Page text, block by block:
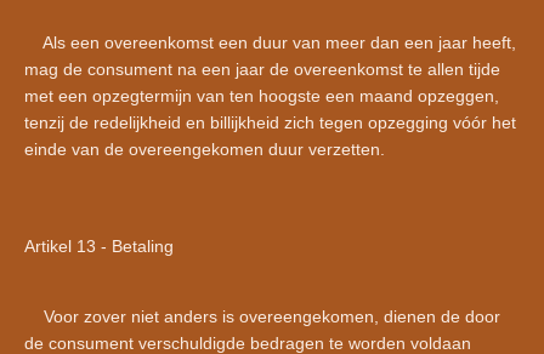
Als een overeenkomst een duur van meer dan een jaar heeft,
mag de consument na een jaar de overeenkomst te allen tijde
met een opzegtermijn van ten hoogste een maand opzeggen,
tenzij de redelijkheid en billijkheid zich tegen opzegging vóór het
einde van de overeengekomen duur verzetten.
Artikel 13 - Betaling
Voor zover niet anders is overeengekomen, dienen de door
de consument verschuldigde bedragen te worden voldaan